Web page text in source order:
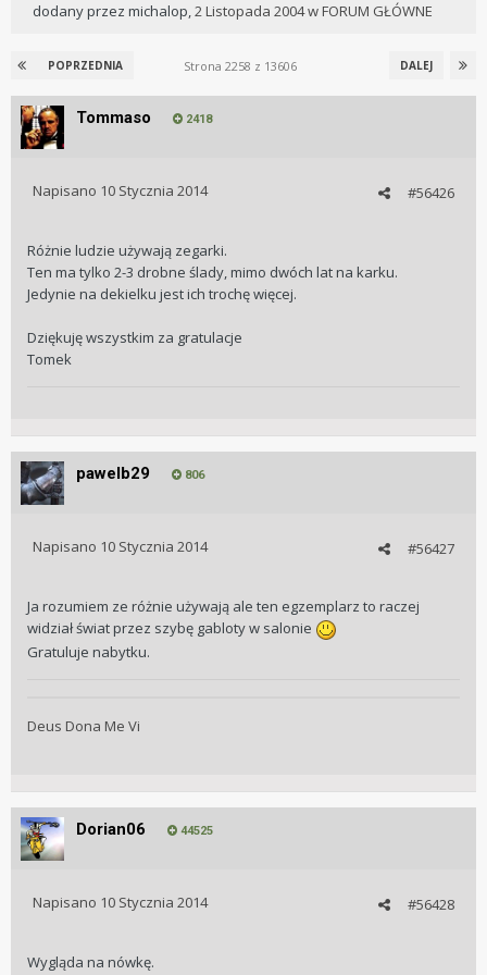
dodany przez michalop,2 Listopada 2004wFORUM GŁÓWNE
POPRZEDNIA DALEJ
Strona 2258 z 13606
Tommaso 2418
#56426
Napisano 10 Stycznia 2014
Różnie ludzie używają zegarki.
Ten ma tylko 2-3 drobne ślady, mimo dwóch lat na karku.
Jedynie na dekielku jest ich trochę więcej.
Dziękuję wszystkim za gratulacje
Tomek
pawelb29 806
#56427
Napisano 10 Stycznia 2014
Ja rozumiem ze różnie używają ale ten egzemplarz to raczej
widział świat przez szybę gabloty w salonie
Gratuluje nabytku.
Deus Dona Me Vi
Dorian06 44525
#56428
Napisano 10 Stycznia 2014
Wygląda na nówkę.